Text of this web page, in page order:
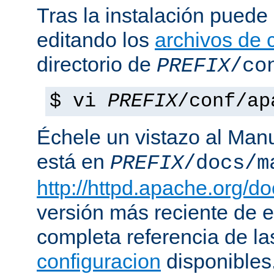
Tras la instalación
editando los archivos de
directorio de PREFIX/
$ vi PREFIX/conf/
Échele un vistazo al
está en PREFIX/docs/
http://httpd.apache.org/
versión más reciente de
completa referencia de
configuracion